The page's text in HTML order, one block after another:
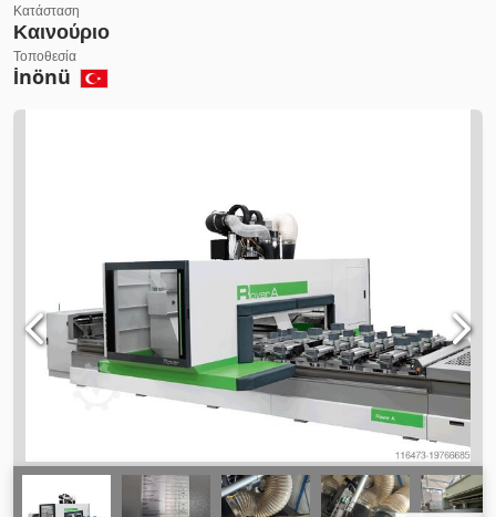
Κατάσταση
Καινούριο
Τοποθεσία
İnönü